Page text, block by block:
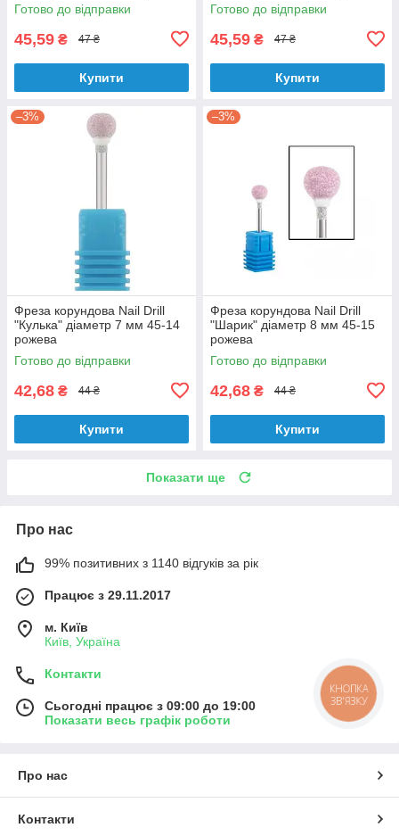
Готово до відправки
45,59 ₴ 47 ₴
Купити
Готово до відправки
45,59 ₴ 47 ₴
Купити
–3%
Фреза корундова Nail Drill
"Кулька" діаметр 7 мм 45-14
рожева
Готово до відправки
42,68 ₴ 44 ₴
Купити
–3%
Фреза корундова Nail Drill
"Шарик" діаметр 8 мм 45-15
рожева
Готово до відправки
42,68 ₴ 44 ₴
Купити
Показати ще
Про нас
99% позитивних з 1140 відгуків за рік
Працює з 29.11.2017
м. Київ
Київ, Україна
Контакти
Сьогодні працює з 09:00 до 19:00
Показати весь графік роботи
Про нас
Контакти
КНОПКА
ЗВ'ЯЗКУ